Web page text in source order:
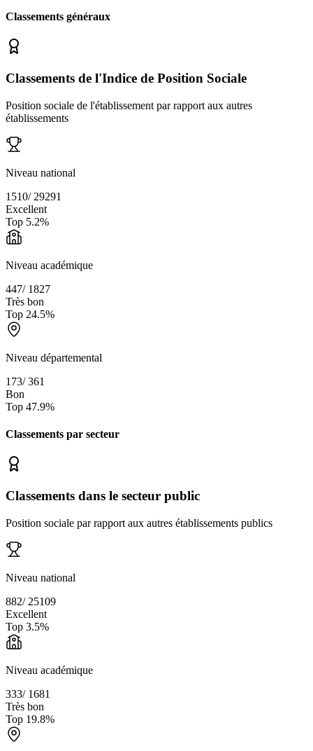
Classements généraux
Classements de l'Indice de Position Sociale
Position sociale de l'établissement par rapport aux autres
établissements
Niveau national
1510/ 29291
Excellent
Top 5.2%
Niveau académique
447/ 1827
Très bon
Top 24.5%
Niveau départemental
173/361
Bon
Top 47.9%
Classements par secteur
Classements dans le secteur public
Position sociale par rapport aux autres établissements publics
Niveau national
882/ 25109
Excellent
Top 3.5%
Niveau académique
333/ 1681
Très bon
Top 19.8%